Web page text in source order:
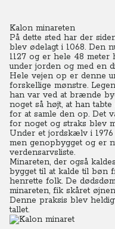
Kalon minareten
På dette sted har der
blev ødelagt i 1068. Den
1127 og er hele 48 meter
under jorden og med en
Hele vejen op er denne
forskellige mønstre.
han var ved at brænde
noget så højt, at han
for at samle den op. Det
for noget og straks blev
Under et jordskælv i
men genopbygget og er
verdensarvsliste.
Minareten, der også
bygget til at kalde til bøn
henrette folk. De
minareten, fik skåret
Denne praksis blev
tallet.